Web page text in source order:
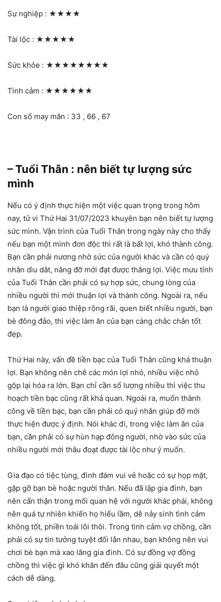
Sự nghiệp : ★★★★
Tài lộc : ★★★★★
Sức khỏe : ★★★★★★★★
Tình cảm : ★★★★★★
Con số may mắn : 33 , 66 , 67
– Tuổi Thân : nên biết tự lượng sức
mình
Nếu có ý định thực hiện một việc quan trọng trong hôm
nay, tử vi Thứ Hai 31/07/2023 khuyên bạn nên biết tự lượng
sức mình. Vận trình của Tuổi Thân trong ngày này cho thấy
nếu bạn một mình đơn độc thì rất là bất lợi, khó thành công.
Bạn cần phải nương nhờ sức của người khác và cần có quý
nhân dìu dắt, nâng đỡ mới đạt được thắng lợi. Việc mưu tính
của Tuổi Thân cần phải có sự hợp sức, chung lòng của
nhiều người thì mới thuận lợi và thành công. Ngoài ra, nếu
bạn là người giao thiệp rộng rãi, quen biết nhiều người, bạn
bè đông đảo, thì việc làm ăn của bạn càng chắc chắn tốt
đẹp.
Thứ Hai này, vấn đề tiền bạc của Tuổi Thân cũng khá thuận
lợi. Bạn không nên chê các món lợi nhỏ, nhiều việc nhỏ
gộp lại hóa ra lớn. Bạn chỉ cần số lượng nhiều thì việc thu
hoạch tiền bạc cũng rất khả quan. Ngoài ra, muốn thành
công về tiền bạc, bạn cần phải có quý nhân giúp đỡ mới
thực hiện được ý định. Nói khác đi, trong việc làm ăn của
bạn, cần phải có sự hùn hạp đông người, nhờ vào sức của
nhiều người mới thâu đoạt được tài lộc như ý muốn.
Gia đạo có tiệc tùng, đình đám vui vẻ hoặc có sự họp mặt,
gặp gỡ bạn bè hoặc người thân. Nếu đã lập gia đình, bạn
nên cẩn thận trong mối quan hệ với người khác phái, không
nên quá tự nhiên khiến họ hiểu lầm, dễ nảy sinh tình cảm
không tốt, phiền toái lôi thôi. Trong tình cảm vợ chồng, cần
phải có sự tin tưởng tuyệt đối lẫn nhau, bạn không nên vui
chơi bè bạn mà xao lãng gia đình. Có sự đồng vợ đồng
chồng thì việc gì khó khăn đến đâu cũng giải quyết một
cách dễ dàng.